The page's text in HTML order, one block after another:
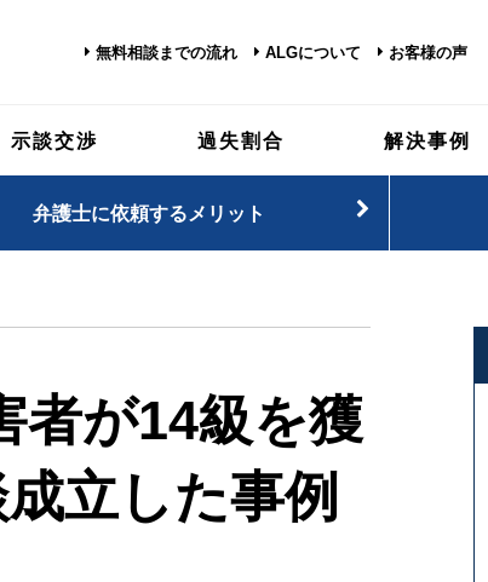
無料相談までの流れ ALGについて お客様の声
示談交渉 過失割合 解決事例
弁護士に依頼するメリット
者が14級を獲
立した事例